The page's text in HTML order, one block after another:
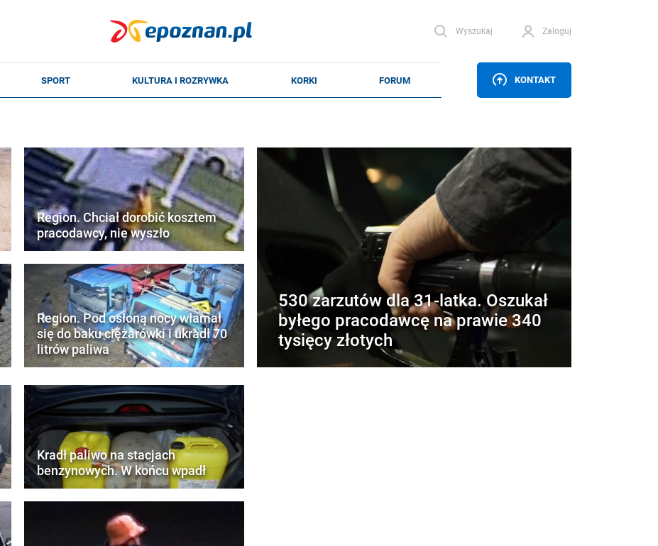
Wyszukaj Zaloguj
KONTAKT
Region. Chciał dorobić kosztem
pracodawcy, nie wyszło
Region. Pod osłoną nocy włamał
się do baku ciężarówki i ukradł 70
litrów paliwa
530 zarzutów dla 31-latka. Oszukał
byłego pracodawcę na prawie 340
tysięcy złotych
Kradł paliwo na stacjach
benzynowych. W końcu wpadł